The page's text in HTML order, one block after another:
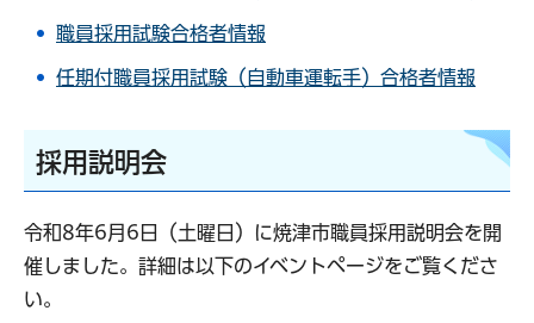
職員採用試験合格者情報
任期付職員採用試験（自動車運転手）合格者情報
採用説明会
令和8年6月6日（土曜日）に焼津市職員採用説明会を開
催しました。詳細は以下のイベントページをご覧くださ
い。